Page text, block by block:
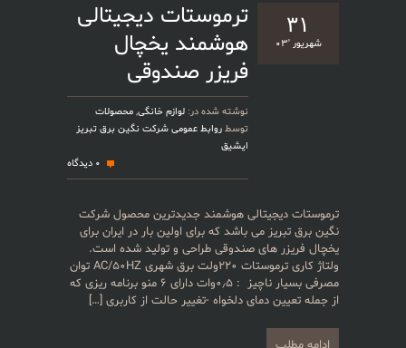
۳۱
شهریور '۰۳
ترموستات دیجیتالی
هوشمند یخچال
فریزر صندوقی
نوشته شده در: لوازم خانگی, محصولات
توسط روابط عمومی شرکت نگین برق تبریز
ایشیق
0 دیدگاه
ترموستات دیجیتالی هوشمند جدیدترین محصول شرکت
نگین برق تبریز می باشد که برای اولین بار در ایران برای
یخچال فریزر های صندوقی طراحی و تولید شده است.
ولتاژ کاری ترموستات ۲۲۰ولت برق شهری AC/50HZ توان
مصرفی بسیار ناچیز : ۰٫۵وات دارای ۶ منو برنامه ریزی که
از جمله تعیین دمای دلخواه -تغییر حالت از کاربری […]